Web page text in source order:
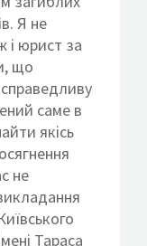
Я не
і юрист за
що
саме в
якісь
не
Тараса